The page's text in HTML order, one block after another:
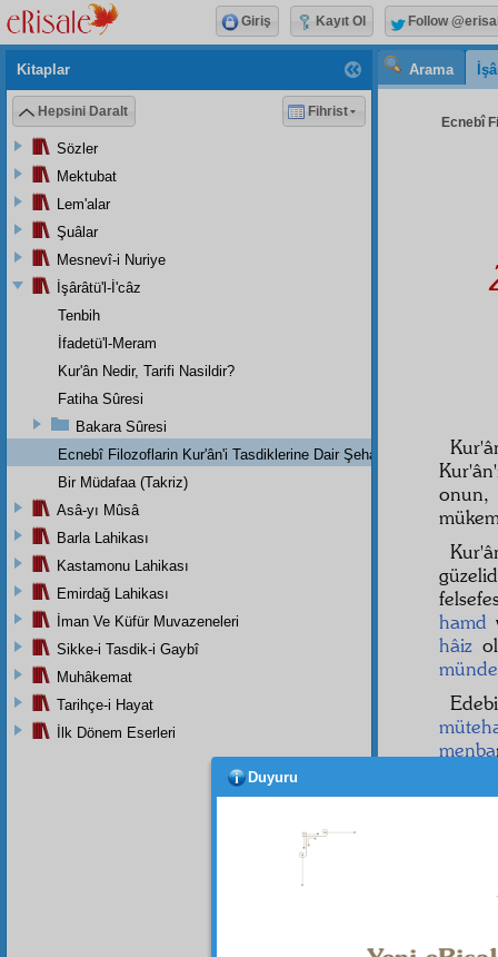
Arama
Ecnebî
hamd
hâiz
menba
Kitaplar
Hepsini Daralt Fihrist
Sözler
Mektubat
Lem'alar
Şuâlar
Mesnevî-i Nuriye
İşârâtü'l-İ'câz
Tenbih
İfadetü'l-Meram
Kur'ân Nedir, Tarifi Nasildir?
Fatiha Sûresi
Bakara Sûresi
Ecnebî Filozoflarin Kur'ân'i Tasdiklerine Dair Şehadetleri
Bir Müdafaa (Takriz)
Asâ-yı Mûsâ
Barla Lahikası
Kastamonu Lahikası
Emirdağ Lahikası
İman Ve Küfür Muvazeneleri
Sikke-i Tasdik-i Gaybî
Muhâkemat
Tarihçe-i Hayat
İlk Dönem Eserleri
Giriş Kayıt Ol Follow
Duyuru